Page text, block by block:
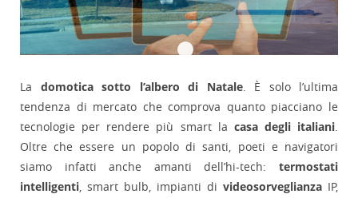
La domotica sotto l’albero di Natale. È solo l’ultima
tendenza di mercato che comprova quanto piacciano le
tecnologie per rendere più smart la casa degli italiani.
Oltre che essere un popolo di santi, poeti e navigatori
siamo infatti anche amanti dell’hi-tech: termostati
intelligenti, smart bulb, impianti di videosorveglianza IP,